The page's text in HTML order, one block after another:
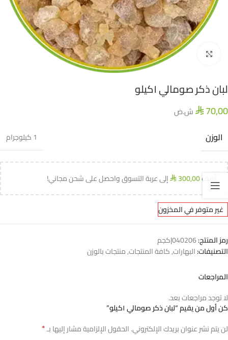
اضغط للتكبير
لبان ذكر صومالي ١كيلو
⃁70,00 ش.ض
الوزن 1 كيلوجرام
أضف ⃁ 300,00 إلى عربة التسوق واحصل على شحن مجاني!
غير متوفر في المخزون
رمز المنتج:040206|كجم
التصنيفات:البهارات,كافة المنتجات,منتجات بالوزن
المراجعات
لا توجد مراجعات بعد.
كن أول من يقيم “لبان ذكر صومالي ١كيلو”
لن يتم نشر عنوان بريدك الإلكتروني.الحقول الإلزامية مشار إليها بـ*